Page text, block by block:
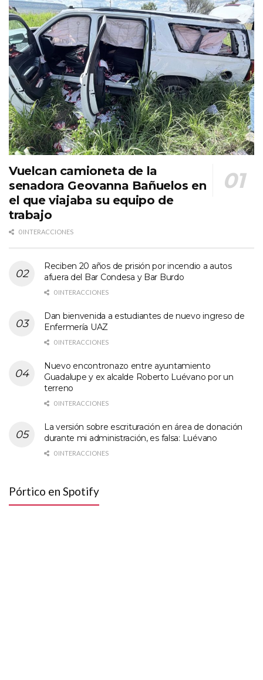
Vuelcan camioneta de la
senadora Geovanna Bañuelos en
el que viajaba su equipo de
trabajo
0 INTERACCIONES
Reciben 20 años de prisión por incendio a autos
afuera del Bar Condesa y Bar Burdo
0 INTERACCIONES
Dan bienvenida a estudiantes de nuevo ingreso de
Enfermería UAZ
0 INTERACCIONES
Nuevo encontronazo entre ayuntamiento
Guadalupe y ex alcalde Roberto Luévano por un
terreno
0 INTERACCIONES
La versión sobre escrituración en área de donación
durante mi administración, es falsa: Luévano
0 INTERACCIONES
Pórtico en Spotify